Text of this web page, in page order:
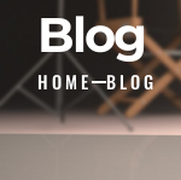
Blog
HOME BLOG